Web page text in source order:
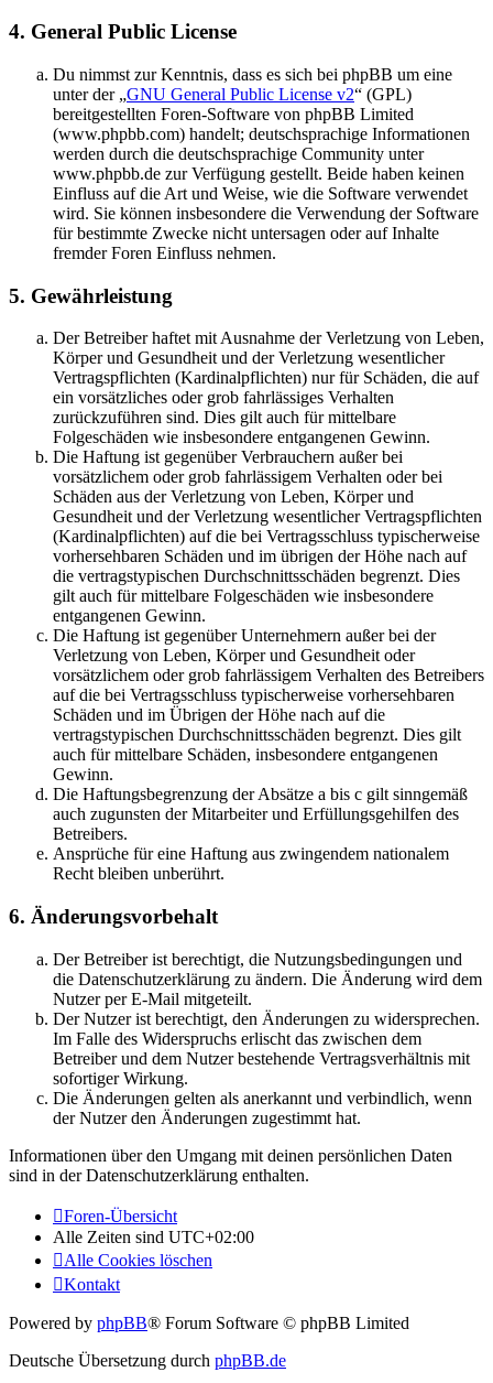
4. General Public License
Du nimmst zur Kenntnis, dass es sich bei phpBB um eine
unter der „GNU General Public License v2“ (GPL)
bereitgestellten Foren-Software von phpBB Limited
(www.phpbb.com) handelt; deutschsprachige Informationen
werden durch die deutschsprachige Community unter
www.phpbb.de zur Verfügung gestellt. Beide haben keinen
Einfluss auf die Art und Weise, wie die Software verwendet
wird. Sie können insbesondere die Verwendung der Software
für bestimmte Zwecke nicht untersagen oder auf Inhalte
fremder Foren Einfluss nehmen.
5. Gewährleistung
Der Betreiber haftet mit Ausnahme der Verletzung von Leben,
Körper und Gesundheit und der Verletzung wesentlicher
Vertragspflichten (Kardinalpflichten) nur für Schäden, die auf
ein vorsätzliches oder grob fahrlässiges Verhalten
zurückzuführen sind. Dies gilt auch für mittelbare
Folgeschäden wie insbesondere entgangenen Gewinn.
Die Haftung ist gegenüber Verbrauchern außer bei
vorsätzlichem oder grob fahrlässigem Verhalten oder bei
Schäden aus der Verletzung von Leben, Körper und
Gesundheit und der Verletzung wesentlicher Vertragspflichten
(Kardinalpflichten) auf die bei Vertragsschluss typischerweise
vorhersehbaren Schäden und im übrigen der Höhe nach auf
die vertragstypischen Durchschnittsschäden begrenzt. Dies
gilt auch für mittelbare Folgeschäden wie insbesondere
entgangenen Gewinn.
Die Haftung ist gegenüber Unternehmern außer bei der
Verletzung von Leben, Körper und Gesundheit oder
vorsätzlichem oder grob fahrlässigem Verhalten des Betreibers
auf die bei Vertragsschluss typischerweise vorhersehbaren
Schäden und im Übrigen der Höhe nach auf die
vertragstypischen Durchschnittsschäden begrenzt. Dies gilt
auch für mittelbare Schäden, insbesondere entgangenen
Gewinn.
Die Haftungsbegrenzung der Absätze a bis c gilt sinngemäß
auch zugunsten der Mitarbeiter und Erfüllungsgehilfen des
Betreibers.
Ansprüche für eine Haftung aus zwingendem nationalem
Recht bleiben unberührt.
6. Änderungsvorbehalt
Der Betreiber ist berechtigt, die Nutzungsbedingungen und
die Datenschutzerklärung zu ändern. Die Änderung wird dem
Nutzer per E-Mail mitgeteilt.
Der Nutzer ist berechtigt, den Änderungen zu widersprechen.
Im Falle des Widerspruchs erlischt das zwischen dem
Betreiber und dem Nutzer bestehende Vertragsverhältnis mit
sofortiger Wirkung.
Die Änderungen gelten als anerkannt und verbindlich, wenn
der Nutzer den Änderungen zugestimmt hat.
Informationen über den Umgang mit deinen persönlichen Daten
sind in der Datenschutzerklärung enthalten.
Foren-Übersicht
Alle Zeiten sind UTC+02:00
Alle Cookies löschen
Kontakt
Powered by phpBB® Forum Software © phpBB Limited
Deutsche Übersetzung durch phpBB.de